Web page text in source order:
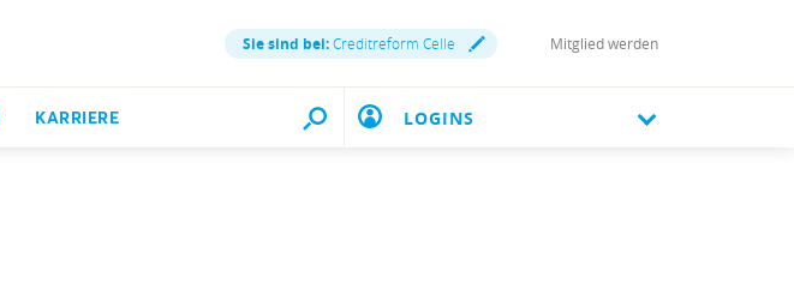
Sie sind bei:Creditreform Celle Mitglied werden
KARRIERE LOGINS